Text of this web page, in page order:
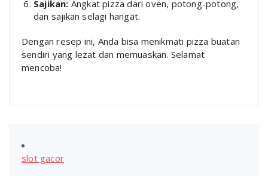
Sajikan: Angkat pizza dari oven, potong-potong,
dan sajikan selagi hangat.
Dengan resep ini, Anda bisa menikmati pizza buatan
sendiri yang lezat dan memuaskan. Selamat
mencoba!
slot gacor